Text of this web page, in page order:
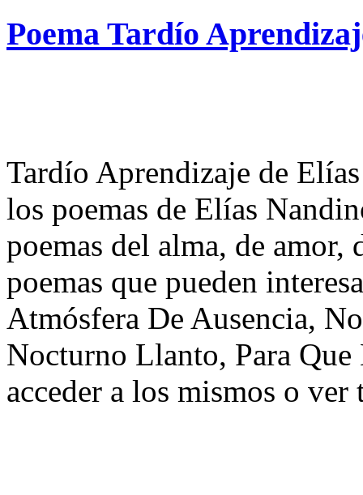
Poema Tardío
Tardío Aprendizaje de
los poemas de Elías
poemas del alma, de
poemas que pueden
Atmósfera De Ausencia,
Nocturno Llanto, Para
acceder a los mismos o